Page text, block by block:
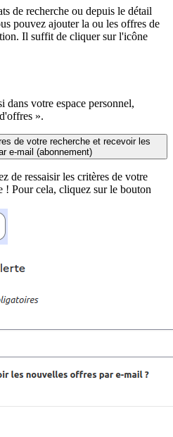
de recherche ou depuis le détail
pouvez ajouter la ou les offres de
Il suffit de cliquer sur l'icône
dans votre espace personnel,
».
de votre recherche et recevoir les
e-mail (abonnement)
de ressaisir les critères de votre
! Pour cela, cliquez sur le bouton